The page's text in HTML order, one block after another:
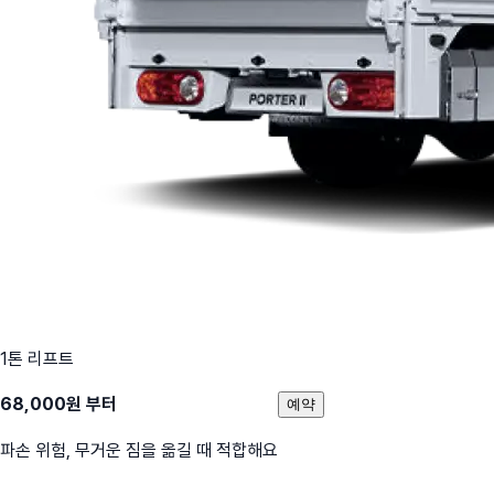
1톤 리프트
68,000원 부터
파손 위험, 무거운 짐을 옮길 때 적합해요
예약